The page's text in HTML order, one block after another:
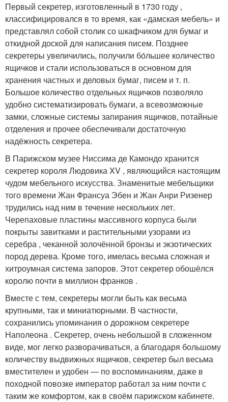
Первый секретер, изготовленный в 1730 году ,
классифицировался в то время, как «дамская мебель» и
представлял собой столик со шкафчиком для бумаг и
откидной доской для написания писем. Позднее
секретеры увеличились, получили бо́льшее количество
ящичков и стали использоваться в основном для
хранения частных и деловых бумаг, писем и т. п.
Большое количество отдельных ящичков позволяло
удобно систематизировать бумаги, а всевозможные
замки, сложные системы запирания ящичков, потайные
отделения и прочее обеспечивали достаточную
надёжность секретера.
В Парижском музее Ниссима де Камондо хранится
секретер короля Людовика XV , являющийся настоящим
чудом мебельного искусства. Знаменитые мебельщики
того времени Жан Франсуа Эбен и Жан Анри Ризенер
трудились над ним в течение нескольких лет.
Черепаховые пластины массивного корпуса были
покрыты завитками и растительными узорами из
серебра , чеканной золочённой бронзы и экзотических
пород дерева. Кроме того, имелась весьма сложная и
хитроумная система запоров. Этот секретер обошёлся
королю почти в миллион франков .
Вместе с тем, секретеры могли быть как весьма
крупными, так и миниатюрными. В частности,
сохранились упоминания о дорожном секретере
Наполеона . Секретер, очень небольшой в сложенном
виде, мог легко разворачиваться, а благодаря большому
количеству выдвижных ящичков, секретер был весьма
вместителен и удобен — по воспоминаниям, даже в
походной повозке император работал за ним почти с
таким же комфортом, как в своём парижском кабинете.